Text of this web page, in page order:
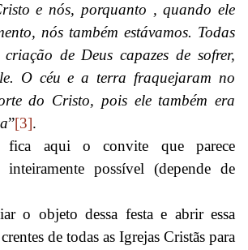
e nós, porquanto , quando ele
nós também estávamos. Todas
de Deus capazes de sofrer,
O céu e a terra fraquejaram no
do Cristo, pois ele também era
”[3].
fica aqui o convite que parece
possível (depende de
o objeto dessa festa e abrir essa
de todas as Igrejas Cristãs para